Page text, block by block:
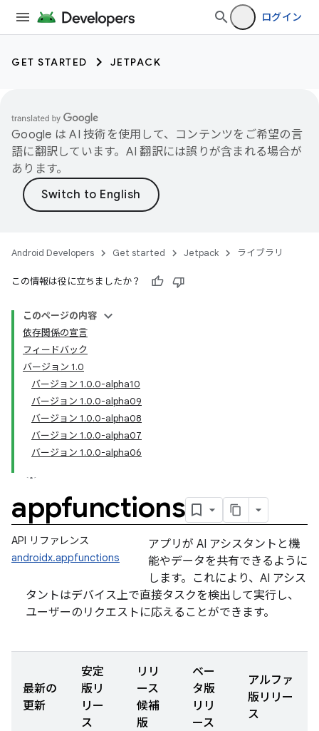
ログイン
GET STARTED JETPACK
Google は AI 技術を使用して、コンテンツをご希望の言
語に翻訳しています。AI 翻訳には誤りが含まれる場合が
あります。
Android Developers Get started Jetpack ライブラリ
この情報は役に立ちましたか？
このページの内容
依存関係の宣言
フィードバック
バージョン 1.0
バージョン 1.0.0-alpha10
バージョン 1.0.0-alpha09
バージョン 1.0.0-alpha08
バージョン 1.0.0-alpha07
バージョン 1.0.0-alpha06
appfunctions
API リファレンス
androidx.appfunctions
アプリが AI アシスタントと機
能やデータを共有できるように
します。これにより、AI アシス
タントはデバイス上で直接タスクを検出して実行し、
ユーザーのリクエストに応えることができます。
最新の
更新
安定
版リ
リー
ス
リリ
ース
候補
版
ベー
タ版
リリ
ース
アルファ
版リリー
ス